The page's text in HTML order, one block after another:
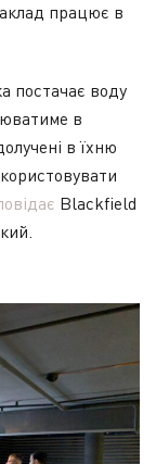
працює в
постачає воду
в
в їхню
Blackfield